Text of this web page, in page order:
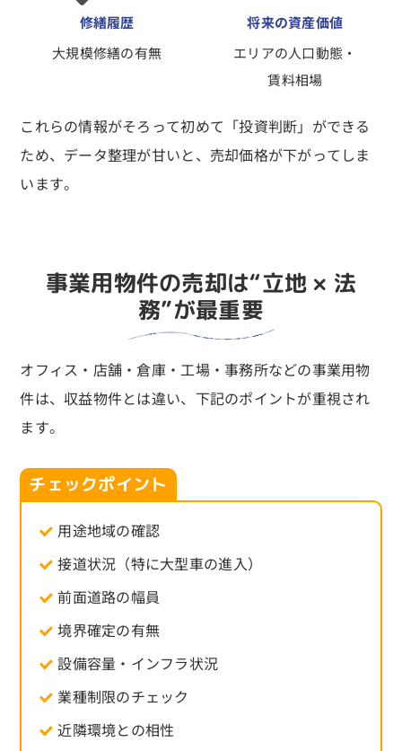
修繕履歴
大規模修繕の有無
将来の資産価値
エリアの人口動態・
賃料相場
これらの情報がそろって初めて「投資判断」ができる
ため、データ整理が甘いと、売却価格が下がってしま
います。
事業用物件の売却は“立地 × 法
務”が最重要
オフィス・店舗・倉庫・工場・事務所などの事業用物
件は、収益物件とは違い、下記のポイントが重視され
ます。
チェックポイント
用途地域の確認
接道状況（特に大型車の進入）
前面道路の幅員
境界確定の有無
設備容量・インフラ状況
業種制限のチェック
近隣環境との相性